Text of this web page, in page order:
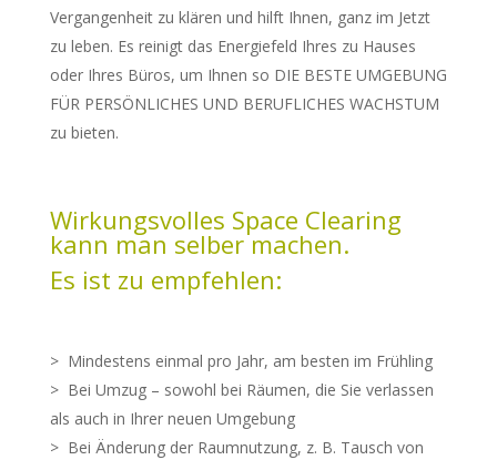
Vergangenheit zu klären und hilft Ihnen, ganz im Jetzt
zu leben. Es reinigt das Energiefeld Ihres zu Hauses
oder Ihres Büros, um Ihnen so DIE BESTE UMGEBUNG
FÜR PERSÖNLICHES UND BERUFLICHES WACHSTUM
zu bieten.
Wirkungsvolles Space Clearing
kann man selber machen.
Es ist zu empfehlen:
> Mindestens einmal pro Jahr, am besten im Frühling
> Bei Umzug – sowohl bei Räumen, die Sie verlassen
als auch in Ihrer neuen Umgebung
> Bei Änderung der Raumnutzung, z. B. Tausch von